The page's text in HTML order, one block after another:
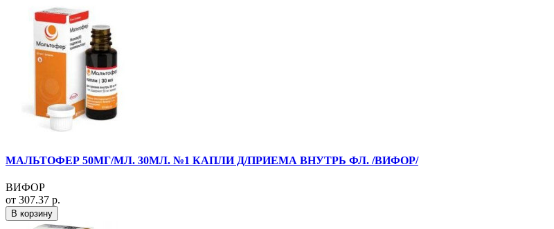
МАЛЬТОФЕР 50МГ/МЛ. 30МЛ. №1 КАПЛИ Д/ПРИЕМА ВНУТРЬ ФЛ. /ВИФОР/
ВИФОР
от 307.37 р.
В корзину